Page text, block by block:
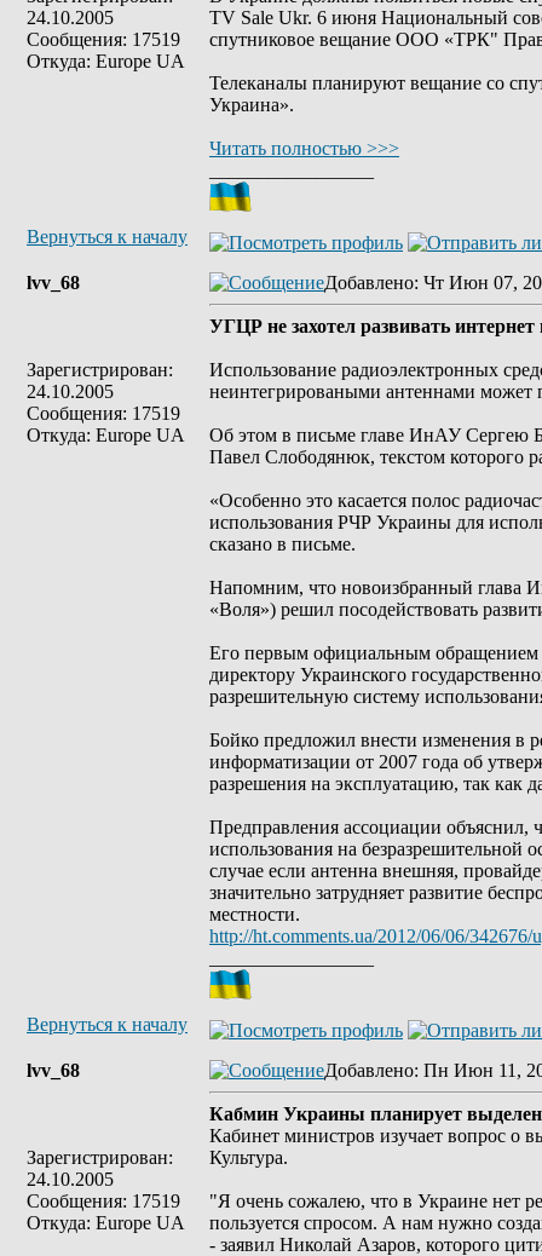
24.10.2005
Сообщения: 17519
Откуда: Europe UA
TV Sale Ukr. 6 июня Национальный
спутниковое вещание ООО «ТРК"
Телеканалы планируют вещание со
Украина».
Читать полностью >>>
Вернуться к началу
lvv_68
Зарегистрирован:
24.10.2005
Сообщения: 17519
Откуда: Europe UA
Добавлено: Чт Июн 07,
УГЦР не захотел развивать
Использование радиоэлектронных
неинтегрироваными антеннами может
Об этом в письме главе ИнАУ Сергею
Павел Слободянюк, текстом которого
«Особенно это касается полос
использования РЧР Украины для
сказано в письме.
Напомним, что новоизбранный глава
«Воля») решил посодействовать
Его первым официальным обращением
директору Украинского
разрешительную систему
Бойко предложил внести изменения в
информатизации от 2007 года об
разрешения на эксплуатацию, так как
Предправления ассоциации объяснил,
использования на безразрешительной
случае если антенна внешняя,
значительно затрудняет развитие
местности.
http://ht.comments.ua/2012/06/06/342676/
Вернуться к началу
lvv_68
Зарегистрирован:
24.10.2005
Сообщения: 17519
Откуда: Europe UA
Добавлено: Пн Июн 11,
Кабмин Украины планирует
Кабинет министров изучает вопрос о
Культура.
"Я очень сожалею, что в Украине нет
пользуется спросом. А нам нужно
- заявил Николай Азаров, которого